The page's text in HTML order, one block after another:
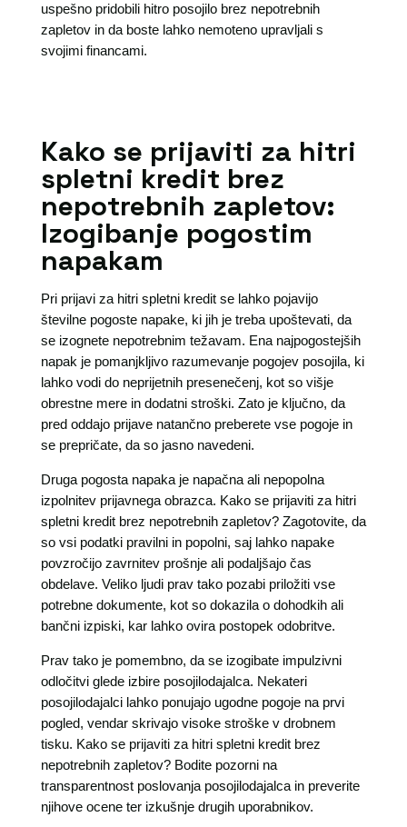
uspešno pridobili hitro posojilo brez nepotrebnih
zapletov in da boste lahko nemoteno upravljali s
svojimi financami.
Kako se prijaviti za hitri
spletni kredit brez
nepotrebnih zapletov:
Izogibanje pogostim
napakam
Pri prijavi za hitri spletni kredit se lahko pojavijo
številne pogoste napake, ki jih je treba upoštevati, da
se izognete nepotrebnim težavam. Ena najpogostejših
napak je pomanjkljivo razumevanje pogojev posojila, ki
lahko vodi do neprijetnih presenečenj, kot so višje
obrestne mere in dodatni stroški. Zato je ključno, da
pred oddajo prijave natančno preberete vse pogoje in
se prepričate, da so jasno navedeni.
Druga pogosta napaka je napačna ali nepopolna
izpolnitev prijavnega obrazca. Kako se prijaviti za hitri
spletni kredit brez nepotrebnih zapletov? Zagotovite, da
so vsi podatki pravilni in popolni, saj lahko napake
povzročijo zavrnitev prošnje ali podaljšajo čas
obdelave. Veliko ljudi prav tako pozabi priložiti vse
potrebne dokumente, kot so dokazila o dohodkih ali
bančni izpiski, kar lahko ovira postopek odobritve.
Prav tako je pomembno, da se izogibate impulzivni
odločitvi glede izbire posojilodajalca. Nekateri
posojilodajalci lahko ponujajo ugodne pogoje na prvi
pogled, vendar skrivajo visoke stroške v drobnem
tisku. Kako se prijaviti za hitri spletni kredit brez
nepotrebnih zapletov? Bodite pozorni na
transparentnost poslovanja posojilodajalca in preverite
njihove ocene ter izkušnje drugih uporabnikov.